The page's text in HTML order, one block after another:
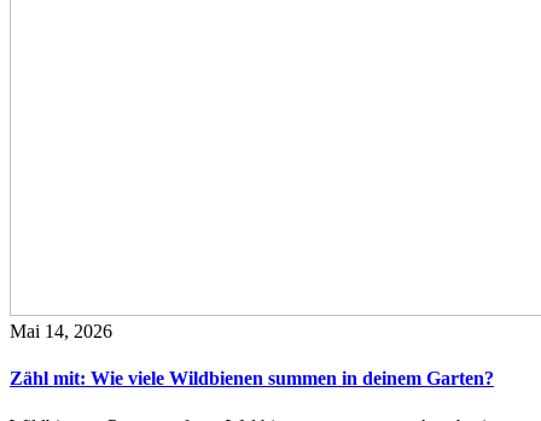
Mai 14, 2026
Zähl mit: Wie viele Wildbienen summen in deinem Garten?